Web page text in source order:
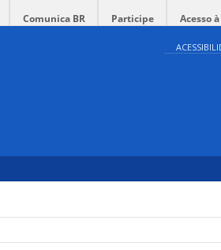
Comunica BR Participe Acesso